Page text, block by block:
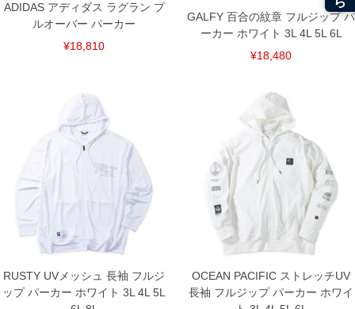
ADIDAS アディダス ラグラン プ
ルオーバー パーカー
¥18,810
GALFY 百合の紋章 フルジップ パ
ーカー ホワイト 3L 4L 5L 6L
¥18,480
RUSTY UVメッシュ 長袖 フルジ
ップ パーカー ホワイト 3L 4L 5L
OCEAN PACIFIC ストレッチUV
長袖 フルジップ パーカー ホワイ